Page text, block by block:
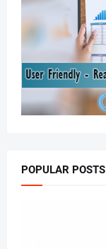
POPULAR POSTS